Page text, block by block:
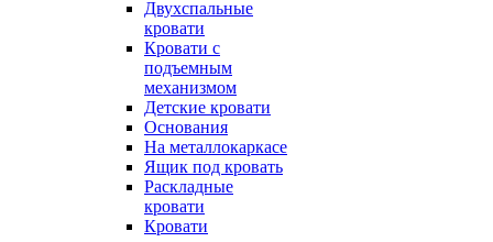
Двухспальные
кровати
Кровати с
подъемным
механизмом
Детские кровати
Основания
На металлокаркасе
Ящик под кровать
Раскладные
кровати
Кровати